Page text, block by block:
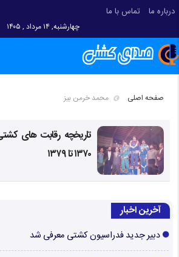
درباره ما تماس با ما
چهارشنبه, ۱۴ مرداد , ۱۴۰۵
صفحه اصلی محمد خرمن بیز
تاریخچه رقابت های
۱۳۷۰ تا ۱۳۷۹
آخرین اخبار
دبیر جدید فدراسیون کشتی معرفی شد